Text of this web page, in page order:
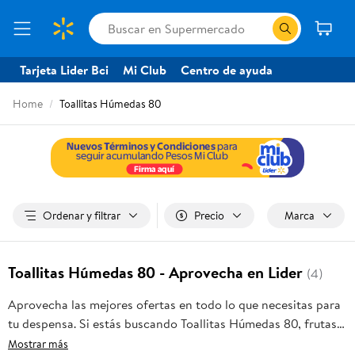
Tarjeta Lider Bci Mi Club Centro de ayuda
Home Toallitas Húmedas 80
Ordenar y filtrar Precio Marca
Toallitas Húmedas 80 - Aprovecha en Lider (4)
Aprovecha las mejores ofertas en todo lo que necesitas para
tu despensa. Si estás buscando Toallitas Húmedas 80, frutas
frescas, carnes, pan o productos para el hogar, aquí lo
Mostrar más